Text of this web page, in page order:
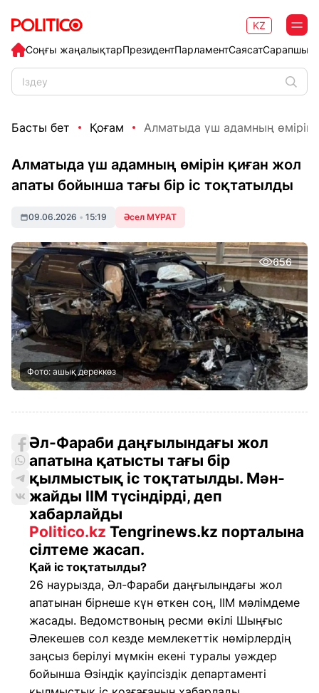
Соңғы жаңалықтарПрезидентПарламентСаясат
KZ
Басты бет Қоғам Алматыда үш адамның өмірін
Алматыда үш адамның өмірін қиған жол
апаты бойынша тағы бір іс тоқтатылды
09.06.2026 • 15:19 Әсел МҰРАТ
656
Фото: ашық дереккөз
Әл-Фараби даңғылындағы жол
апатына қатысты тағы бір
қылмыстық іс тоқтатылды. Мән-
жайды ІІМ түсіндірді, деп
хабарлайды
Politico.kz Tengrinews.kz порталына
сілтеме жасап.
Қай іс тоқтатылды?
26 наурызда, Әл-Фараби даңғылындағы жол
апатынан бірнеше күн өткен соң, ІІМ мәлімдеме
жасады. Ведомствоның ресми өкілі Шыңғыс
Әлекешев сол кезде мемлекеттік нөмірлердің
заңсыз берілуі мүмкін екені туралы уәждер
бойынша Өзіндік қауіпсіздік департаменті